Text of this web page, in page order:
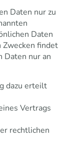
Daten nur zu
Daten
Zwecken findet
Daten nur an
dazu erteilt
Vertrags
rechtlichen